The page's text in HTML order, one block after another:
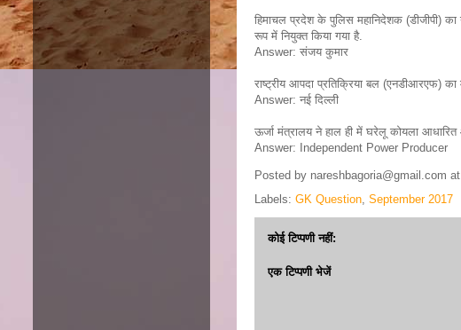
हिमाचल प्रदेश के पुलिस महानिदेशक (डीजीपी)
रूप में नियुक्त किया गया है.
Answer: संजय कुमार
राष्ट्रीय आपदा प्रतिक्रिया बल (एनडीआरएफ)
Answer: नई दिल्ली
ऊर्जा मंत्रालय ने हाल ही में घरेलू कोयला
Answer: Independent Power Producer
Posted by nareshbagoria@gmail.com at
Labels: GK Question, September 2017
कोई टिप्पणी नहीं:
एक टिप्पणी भेजें